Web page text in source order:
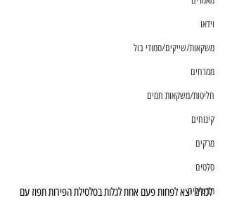
וידאו
משקאות/שייקים/סמודי בול
ממרחים
חליטות/משקאות חמים
קינוחים
מרקים
סלטים
תבשילים
לכולנו יצא לפחות פעם אחת לגלות בסלסילת הפירות תפוז עם